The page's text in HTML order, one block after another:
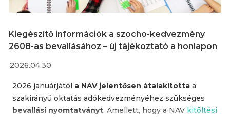
Kiegészítő információk a szocho-kedvezmény
2608-as bevallásához – új tájékoztató a honlapon
2026.04.30
2026 januárjától a NAV jelentősen átalakította a
szakirányú oktatás adókedvezményéhez szükséges
bevallási nyomtatványt. Amellett, hogy a NAV kitöltési